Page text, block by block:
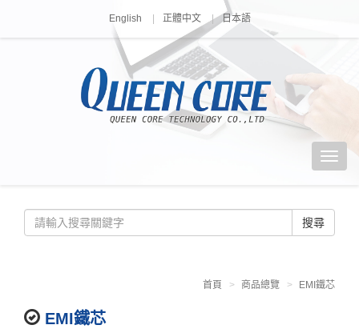
English 正體中文 日本語
搜尋
首頁 商品總覽 EMI鐵芯
EMI鐵芯